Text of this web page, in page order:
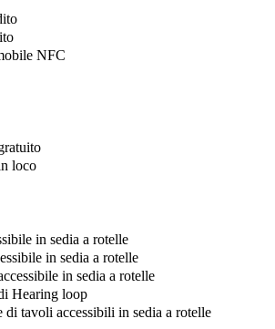
NFC
loco
in sedia a rotelle
in sedia a rotelle
in sedia a rotelle
Hearing loop
di tavoli accessibili in sedia a rotelle